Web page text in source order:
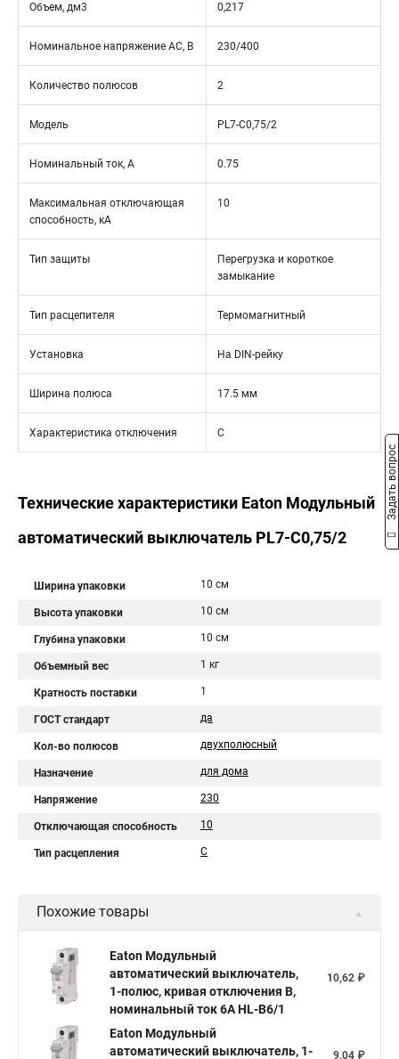
Объем, дм3 0,217
Номинальное напряжение АС, В 230/400
Количество полюсов 2
Модель PL7-C0,75/2
Номинальный ток, А 0.75
Максимальная отключающая
способность, кА
10
Тип защиты
Перегрузка и короткое
замыкание
Тип расцепителя Термомагнитный
Установка На DIN-рейку
Ширина полюса 17.5 мм
Характеристика отключения C
Технические характеристики Eaton Модульный
автоматический выключатель PL7-C0,75/2
Ширина упаковки 10 см
Высота упаковки 10 см
Глубина упаковки 10 см
Объемный вес 1 кг
Кратность поставки 1
ГОСТ стандарт да
Кол-во полюсов двухполюсный
Назначение для дома
Напряжение 230
Отключающая способность 10
Тип расцепления C
Похожие товары
Eaton Модульный
автоматический выключатель,
1-полюс, кривая отключения B,
номинальный ток 6А HL-B6/1
10,62 ₽
Eaton Модульный
автоматический выключатель, 1-
9,04 ₽
Задать вопрос